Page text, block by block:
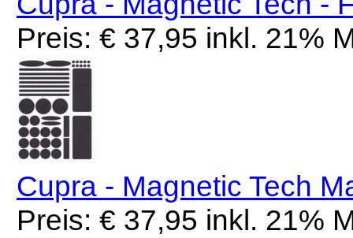
Preis: € 37,95 inkl. 21%
Cupra - Magnetic Tech
Preis: € 37,95 inkl. 21%